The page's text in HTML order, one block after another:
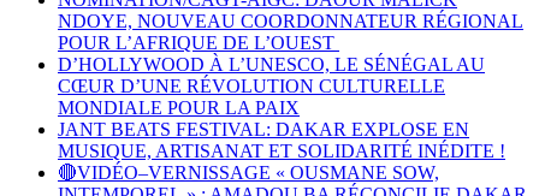
NDOYE, NOUVEAU COORDONNATEUR RÉGIONAL
POUR L’AFRIQUE DE L’OUEST
D’HOLLYWOOD À L’UNESCO, LE SÉNÉGAL AU
CŒUR D’UNE RÉVOLUTION CULTURELLE
MONDIALE POUR LA PAIX
JANT BEATS FESTIVAL: DAKAR EXPLOSE EN
MUSIQUE, ARTISANAT ET SOLIDARITÉ INÉDITE !
🔴VIDÉO–VERNISSAGE « OUSMANE SOW,